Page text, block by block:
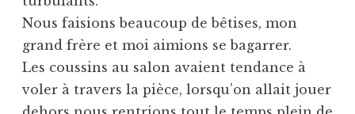
Nous faisions beaucoup de bêtises, mon
grand frère et moi aimions se bagarrer.
Les coussins au salon avaient tendance à
voler à travers la pièce, lorsqu’on allait jouer